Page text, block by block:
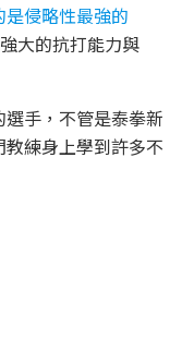
是侵略性最強的
大的抗打能力與
手，不管是泰拳新
練身上學到許多不